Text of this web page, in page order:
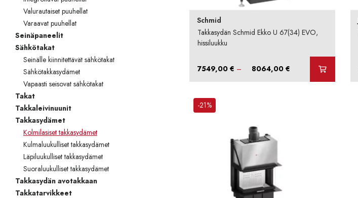
Valurautaiset puuhellat
Varaavat puuhellat
Seinäpaneelit
Sähkötakat
Seinälle kiinnitettävät sähkötakat
Sähkötakkasydämet
Vapaasti seisovat sähkötakat
Takat
Takkaleivinuunit
Takkasydämet
Kolmilasiset takkasydämet
Kulmaluukulliset takkasydämet
Läpiluukulliset takkasydämet
Suoraluukulliset takkasydämet
Takkasydän avotakkaan
Takkatarvikkeet
Schmid
Takkasydän Schmid Ekko U 67(34) EVO,
hissiluukku
7549,00 € – 8064,00 €Hintaluokka:
-21%